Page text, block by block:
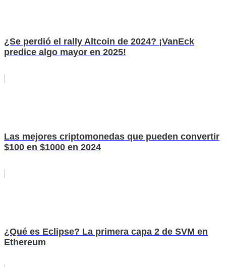
¿Se perdió el rally Altcoin de 2024? ¡VanEck
predice algo mayor en 2025!
Las mejores criptomonedas que pueden convertir
$100 en $1000 en 2024
¿Qué es Eclipse? La primera capa 2 de SVM en
Ethereum